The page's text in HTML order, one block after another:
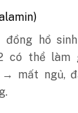
đồng hồ
có thể làm
→ mất ngủ,